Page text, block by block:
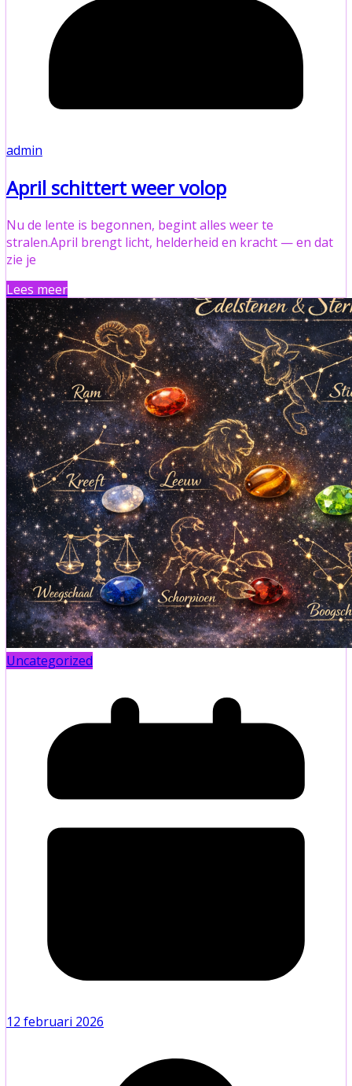
admin
April schittert weer volop
Nu de lente is begonnen, begint alles weer te
stralen.April brengt licht, helderheid en kracht — en dat
zie je
Lees meer
Uncategorized
12 februari 2026